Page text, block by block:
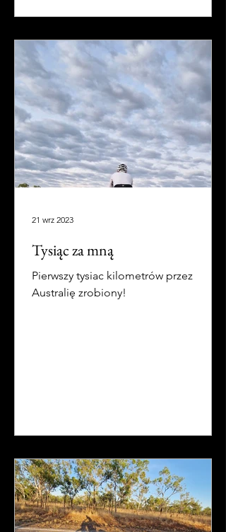
Tysiąc za mną
Pierwszy tysiac kilometrów przez
Australię zrobiony!
21 wrz 2023